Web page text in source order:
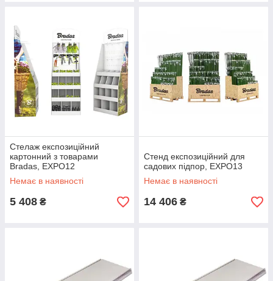
Cтелаж експозиційний
картонний з товарами
Bradas, EXPO12
Немає в наявності
5 408 ₴
Стенд експозиційний для
садових підпор, EXPO13
Немає в наявності
14 406 ₴